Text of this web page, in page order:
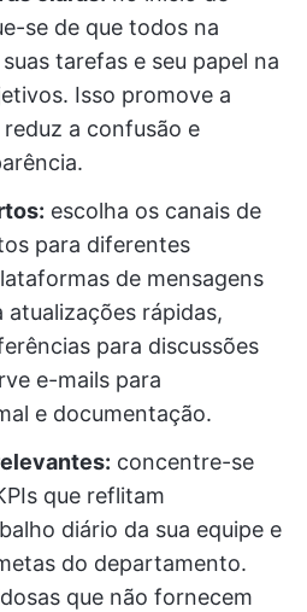
se de que todos na
tarefas e seu papel na
Isso promove a
a confusão e
escolha os canais de
para diferentes
de mensagens
rápidas,
para discussões
e-mails para
e documentação.
concentre-se
que reflitam
diário da sua equipe e
do departamento.
que não fornecem